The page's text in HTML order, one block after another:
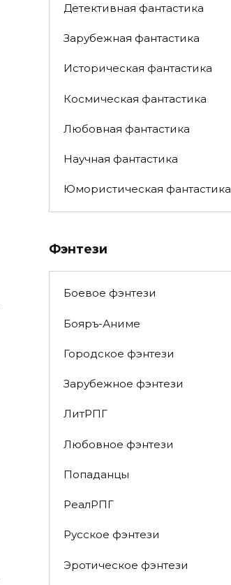
Детективная фантастика
Зарубежная фантастика
Историческая фантастика
Космическая фантастика
Любовная фантастика
Научная фантастика
Юмористическая фантастика
Фэнтези
Боевое фэнтези
Бояръ-Аниме
Городское фэнтези
Зарубежное фэнтези
ЛитРПГ
Любовное фэнтези
Попаданцы
РеалРПГ
Русское фэнтези
Эротическое фэнтези